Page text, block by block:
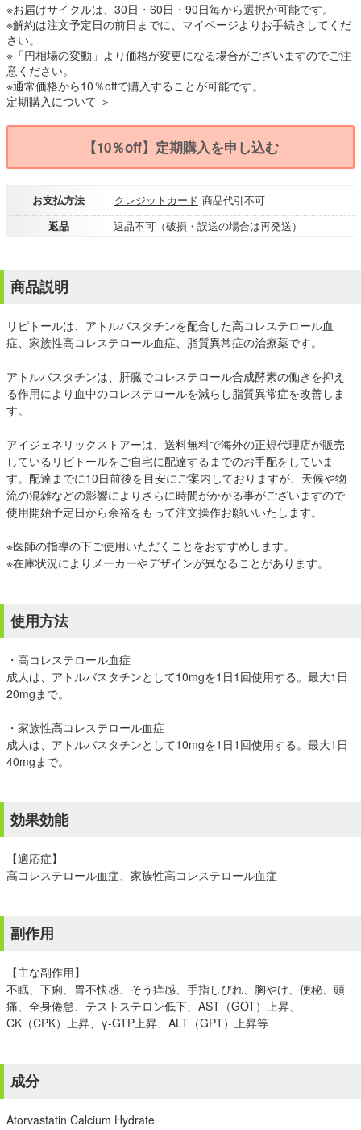
※お届けサイクルは、30日・60日・90日毎から選択が可能です。
※解約は注文予定日の前日までに、マイページよりお手続きしてくだ
さい。
※「円相場の変動」より価格が変更になる場合がございますのでご注
意ください。
※通常価格から10％offで購入することが可能です。
定期購入について ＞
【10％off】定期購入を申し込む
お支払方法 クレジットカード 商品代引不可
返品
返品不可（破損・誤送の場合は再発送）
商品説明
リピトールは、アトルバスタチンを配合した高コレステロール血
症、家族性高コレステロール血症、脂質異常症の治療薬です。
アトルバスタチンは、肝臓でコレステロール合成酵素の働きを抑え
る作用により血中のコレステロールを減らし脂質異常症を改善しま
す。
アイジェネリックストアーは、送料無料で海外の正規代理店が販売
しているリピトールをご自宅に配達するまでのお手配をしていま
す。配達までに10日前後を目安にご案内しておりますが、天候や物
流の混雑などの影響によりさらに時間がかかる事がございますので
使用開始予定日から余裕をもって注文操作お願いいたします。
※医師の指導の下ご使用いただくことをおすすめします。
※在庫状況によりメーカーやデザインが異なることがあります。
使用方法
・高コレステロール血症
成人は、アトルバスタチンとして10mgを1日1回使用する。最大1日
20mgまで。
・家族性高コレステロール血症
成人は、アトルバスタチンとして10mgを1日1回使用する。最大1日
40mgまで。
効果効能
【適応症】
高コレステロール血症、家族性高コレステロール血症
副作用
【主な副作用】
不眠、下痢、胃不快感、そう痒感、手指しびれ、胸やけ、便秘、頭
痛、全身倦怠、テストステロン低下、AST（GOT）上昇、
CK（CPK）上昇、γ-GTP上昇、ALT（GPT）上昇等
成分
Atorvastatin Calcium Hydrate